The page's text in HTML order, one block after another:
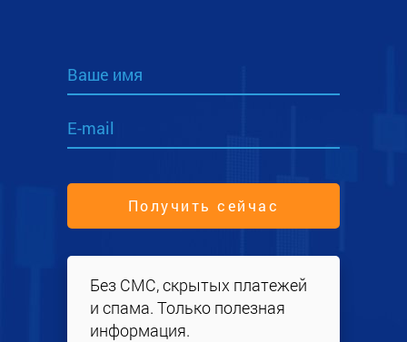
Ваше имя
E-mail
Получить сейчас
Без СМС, скрытых платежей
и спама. Только полезная
информация.